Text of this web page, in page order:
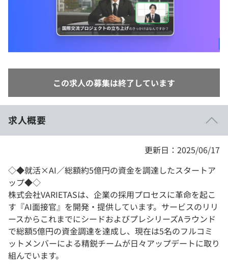
学校向けプラン
この求人の募集は終了しています
求人概要
更新日：2025/06/17
◇◆就活×AI／総額約5億円の資金を調達したスタートア
ップ◆◇
株式会社VARIETASは、企業の採用プロセスに革命を起こ
す『AI面接官』を開発・提供しています。サービスのリリ
ースからこれまでにシードおよびプレシリーズAラウンド
で総額5億円の資金調達を達成し、現在は5名のフルコミ
ットメンバーによる精鋭チームが日々アップデートに取り
組んでいます。